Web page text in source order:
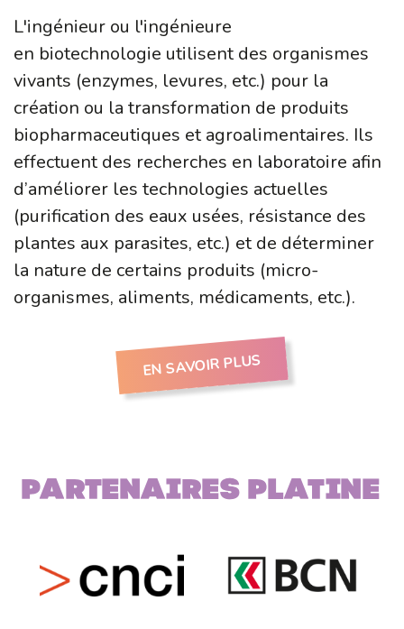
L'ingénieur ou l'ingénieure
en biotechnologie utilisent des organismes
vivants (enzymes, levures, etc.) pour la
création ou la transformation de produits
biopharmaceutiques et agroalimentaires. Ils
effectuent des recherches en laboratoire afin
d’améliorer les technologies actuelles
(purification des eaux usées, résistance des
plantes aux parasites, etc.) et de déterminer
la nature de certains produits (micro-
organismes, aliments, médicaments, etc.).
EN SAVOIR PLUS
Partenaires PLATINE